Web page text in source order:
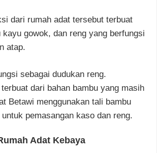
dari rumah adat tersebut terbuat
gowok, dan reng yang berfungsi
atap.
sebagai dudukan reng.
dari bahan bambu yang masih
Betawi menggunakan tali bambu
pemasangan kaso dan reng.
Adat Kebaya